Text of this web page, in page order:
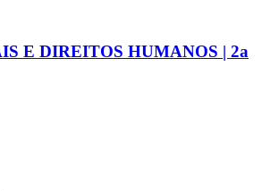
E DIREITOS HUMANOS | 2a